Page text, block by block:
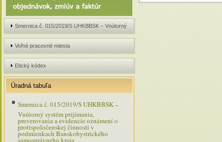
Smernica č. 015/2019/S UHKBBSK – Vnútorný
systém prijímania, preverovania a evidencie
oznámení o protispoločenskej činnosti v
podmienkach Banskobystrického
samosprávneho kraja
Voľné pracovné miesta
Etický kódex
Úradná tabuľa
Smernica č. 015/2019/S UHKBBSK –
Vnútorný systém prijímania,
preverovania a evidencie oznámení o
protispoločenskej činnosti v
podmienkach Banskobystrického
samosprávneho kraja